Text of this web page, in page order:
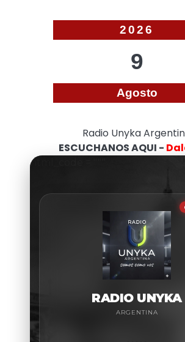
2026
9
Agosto
Radio Unyka
ESCUCHANOS AQUI -